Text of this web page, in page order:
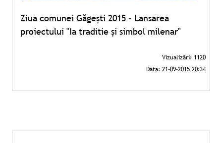
Ziua comunei Găgeşti 2015 - Lansarea
proiectului "Ia traditie şi simbol milenar"